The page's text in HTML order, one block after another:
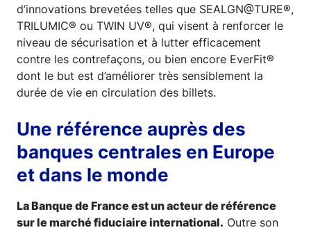
d’innovations brevetées telles que SEALGN@TURE®,
TRILUMIC® ou TWIN UV®, qui visent à renforcer le
niveau de sécurisation et à lutter efficacement
contre les contrefaçons, ou bien encore EverFit®
dont le but est d’améliorer très sensiblement la
durée de vie en circulation des billets.
Une référence auprès des
banques centrales en Europe
et dans le monde
La Banque de France est un acteur de référence
sur le marché fiduciaire international. Outre son